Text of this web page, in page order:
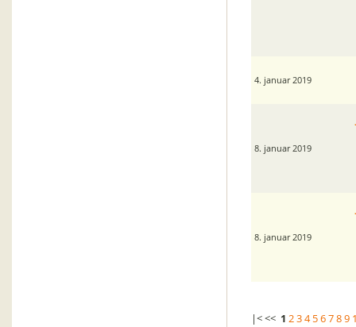
4. januar 2019
8. januar 2019
8. januar 2019
|< << 1 234 56789